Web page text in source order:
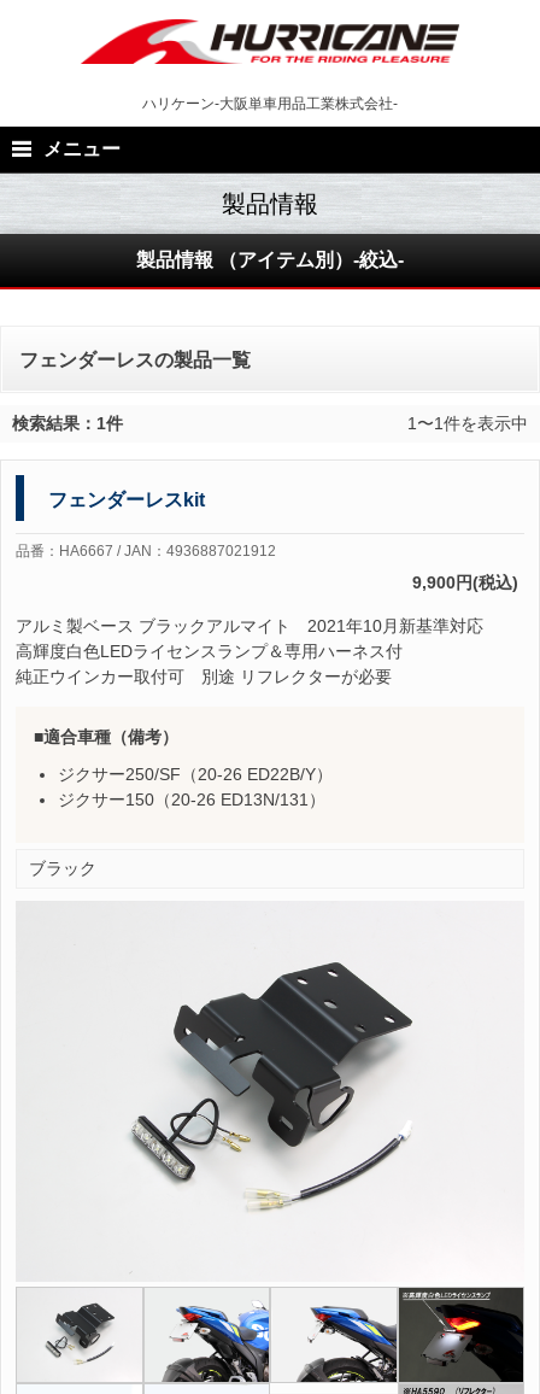
ハリケーン-大阪単車用品工業株式会社-
メニュー
製品情報 （アイテム別）-絞込-
フェンダーレスの製品一覧
検索結果：1件 1〜1件を表示中
フェンダーレスkit
品番：HA6667 / JAN：4936887021912
9,900円(税込)
アルミ製ベース ブラックアルマイト 2021年10月新基準対応
高輝度白色LEDライセンスランプ＆専用ハーネス付
純正ウインカー取付可 別途 リフレクターが必要
適合車種（備考）
ジクサー250/SF（20-26 ED22B/Y）
ジクサー150（20-26 ED13N/131）
ブラック